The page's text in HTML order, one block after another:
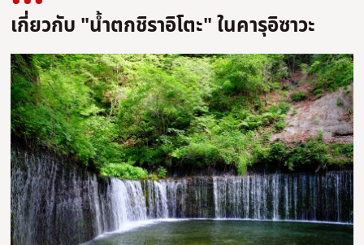
เกี่ยวกับ "น้ำตกชิราอิโตะ" ในคารุอิซาวะ